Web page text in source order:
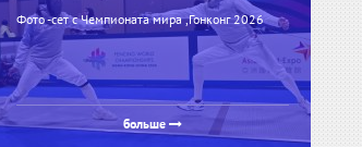
Фото -сет с Чемпионата мира ,Гонконг 2026
больше